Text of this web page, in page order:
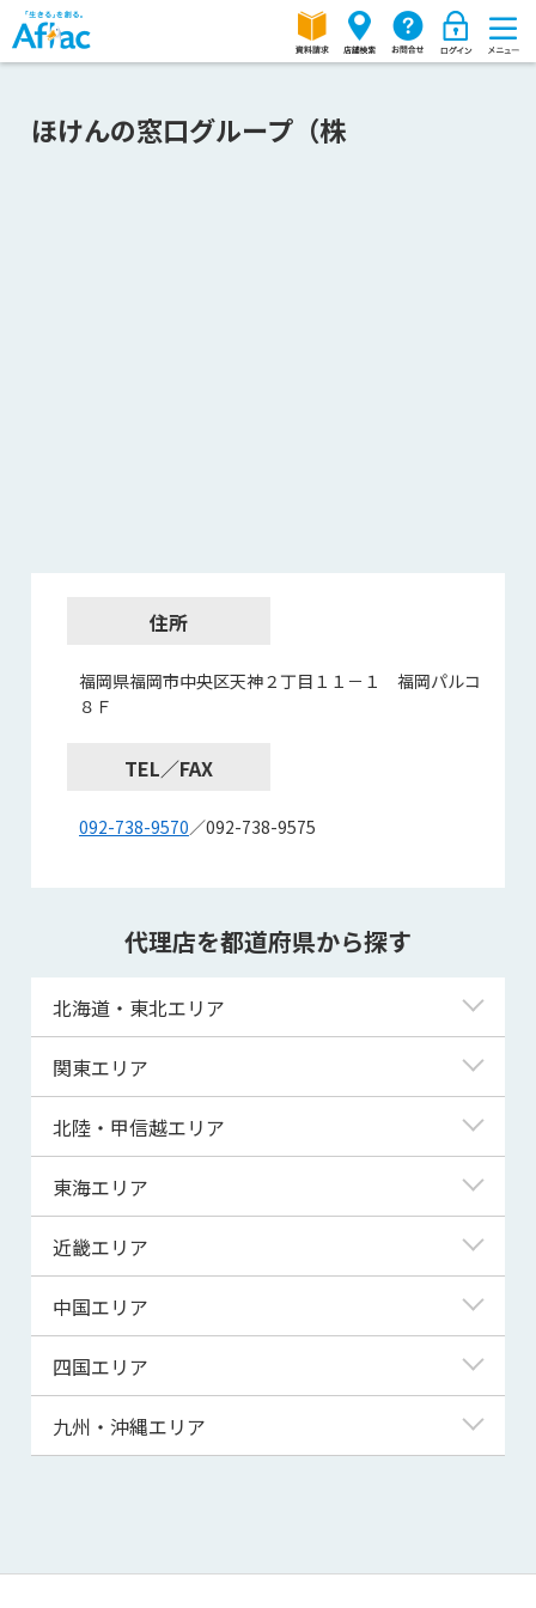
ほけんの窓口グループ（株
住所
福岡県福岡市中央区天神２丁目１１－１ 福岡パルコ
８Ｆ
TEL／FAX
092-738-9570／092-738-9575
代理店を都道府県から探す
北海道・東北エリア
北海道
青森県
宮城県
秋田県
山形県
関東エリア
東京都
神奈川県
埼玉県
千葉県
茨城県
群馬県
北陸・甲信越エリア
新潟県
富山県
福井県
山梨県
長野県
東海エリア
岐阜県
静岡県
三重県
近畿エリア
滋賀県
京都府
大阪府
兵庫県
和歌山県
中国エリア
鳥取県
島根県
山口県
四国エリア
徳島県
高知県
九州・沖縄エリア